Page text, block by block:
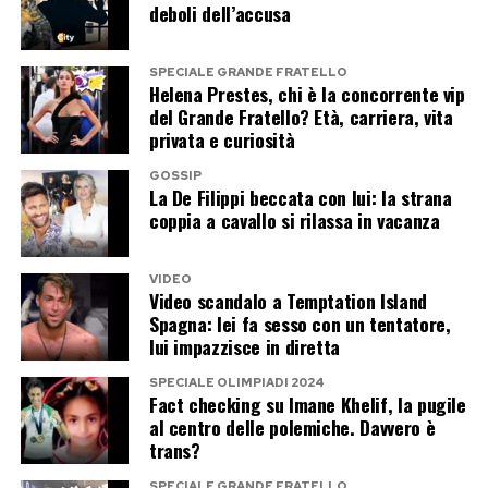
L’Italia resta una delle mete turistiche più
desiderate al mondo, ma la concorrenza
internazionale non consente di dormire sugli
allori. Per questo il viaggio di Jennifer Lopez
assume un valore che va oltre il semplice gossip
estivo.
George Clooney ha contribuito per anni al
fascino internazionale del lago di Como. Justin
Bieber, Selena Gomez, Jessica Alba e Dua Lipa
hanno recentemente raccontato altre località
italiane ai propri fan. Ora tocca a J.Lo, che ha
concentrato in pochi giorni una quantità
impressionante di immagini, luoghi e
suggestioni.
deboli dell’accusa
SPECIALE GRANDE FRATELLO
Helena Prestes, chi è la concorrente vip
del Grande Fratello? Età, carriera, vita
privata e curiosità
GOSSIP
La De Filippi beccata con lui: la strana
coppia a cavallo si rilassa in vacanza
VIDEO
Video scandalo a Temptation Island
Spagna: lei fa sesso con un tentatore,
lui impazzisce in diretta
SPECIALE OLIMPIADI 2024
Fact checking su Imane Khelif, la pugile
al centro delle polemiche. Davvero è
trans?